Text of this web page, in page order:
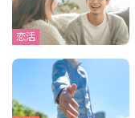
恋活